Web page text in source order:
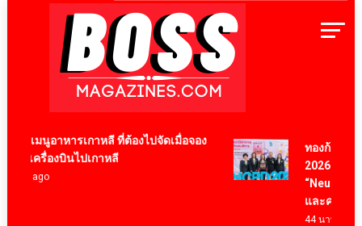
BossMagazinesThailand
เมนูอาหารเกาหลี ที่ต้องไปจัดเมื่อจอง
เครื่องบินไปเกาหลี
ทองก้อนใหญ่ โฮ
2026 นำนวัตกร
“NeuroSight”
และคนพิการ
44 นาที ago